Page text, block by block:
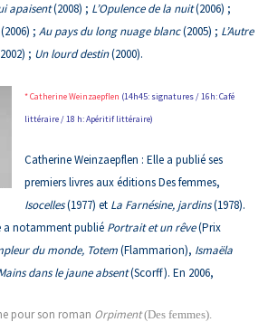
apaisent(2008) ; L’Opulence de la nuit(2006) ;
; Au pays du long nuage blanc(2005) ; L’Autre
; Un lourd destin(2000).
* Catherine Weinzaepflen (14h45: signatures / 16h: Café
littéraire / 18 h: Apéritif littéraire)
Catherine Weinzaepflen : Elle a publié ses
premiers livres aux éditions Des femmes,
Isocelles(1977) et La Farnésine, jardins(1978).
a notamment publié Portrait et un rêve(Prix
du monde, Totem(Flammarion), Ismaëla
dans le jaune absent(Scorff). En 2006,
pour son roman Orpiment (Des femmes).